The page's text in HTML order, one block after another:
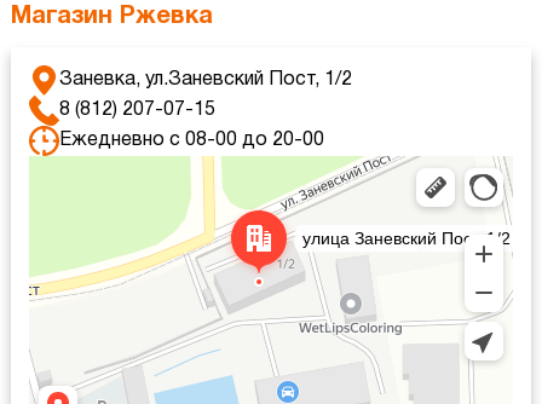
Магазин Ржевка
Заневка, ул.Заневский Пост, 1/2
8 (812) 207-07-15
Ежедневно с 08-00 до 20-00
Яндекс Карты — транспорт, навигация, поиск мест